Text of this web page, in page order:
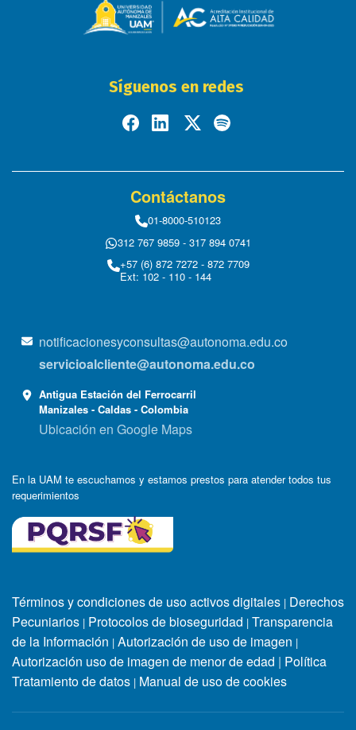
Síguenos en redes
Contáctanos
01-8000-510123
312 767 9859 - 317 894 0741
+57 (6) 872 7272 - 872 7709
Ext: 102 - 110 - 144
notificacionesyconsultas@autonoma.edu.co
servicioalcliente@autonoma.edu.co
Antigua Estación del Ferrocarril
Manizales - Caldas - Colombia
Ubicación en Google Maps
En la UAM te escuchamos y estamos prestos para atender todos tus
requerimientos
Términos y condiciones de uso activos digitales | Derechos
Pecuniarios | Protocolos de bioseguridad | Transparencia
de la Información | Autorización de uso de imagen |
Autorización uso de imagen de menor de edad | Política
Tratamiento de datos | Manual de uso de cookies